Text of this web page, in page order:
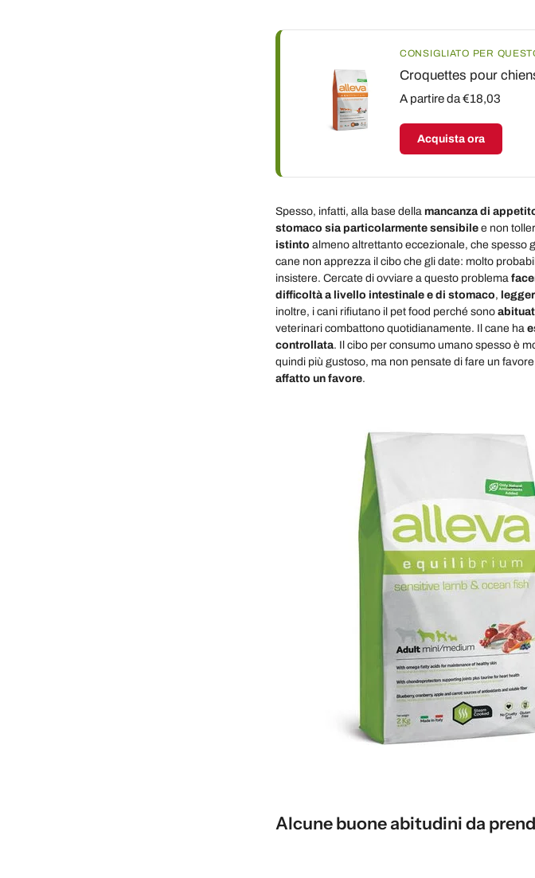
CONSIGLIATO PER
Croquettes pour
A partire da €18,03
Acquista ora
Spesso, infatti, alla base della mancanza di
stomaco sia particolarmente sensibile e non
istinto almeno altrettanto eccezionale, che spesso
cane non apprezza il cibo che gli date: molto
insistere. Cercate di ovviare a questo problema
difficoltà a livello intestinale e di stomaco,
inoltre, i cani rifiutano il pet food perché sono
veterinari combattono quotidianamente. Il cane ha
controllata. Il cibo per consumo umano spesso è
quindi più gustoso, ma non pensate di fare un
affatto un favore.
Alcune buone abitudini da